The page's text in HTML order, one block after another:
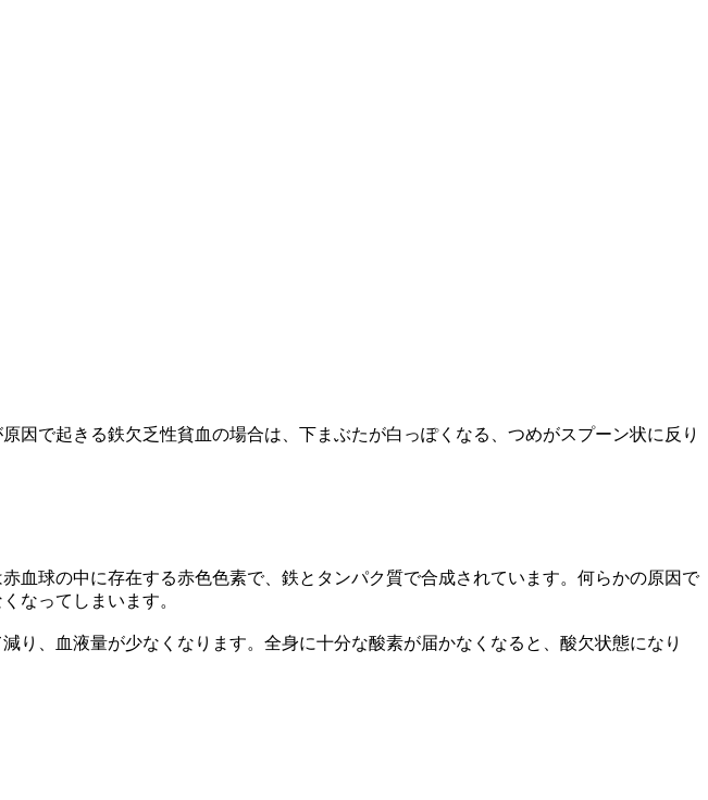
で起きる鉄欠乏性貧血の場合は、下まぶたが白っぽくなる、つめがスプーン状に反り
血球の中に存在する赤色色素で、鉄とタンパク質で合成されています。何らかの原因で
なってしまいます。
、血液量が少なくなります。全身に十分な酸素が届かなくなると、酸欠状態になり